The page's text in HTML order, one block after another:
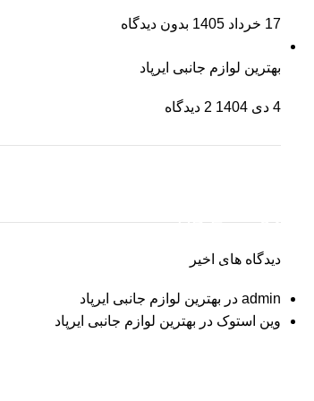
17 خرداد 1405 بدون دیدگاه
بهترین لوازم جانبی ایرپاد
4 دی 1404 2 دیدگاه
HP Envy 34
To Shop
دیدگاه های اخیر
admin در بهترین لوازم جانبی ایرپاد
وین استوک در بهترین لوازم جانبی ایرپاد